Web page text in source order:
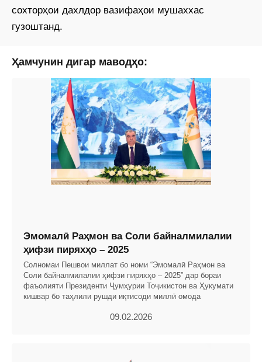
сохторҳои дахлдор вазифаҳои мушаххас
гузоштанд.
Ҳамчунин дигар маводҳо:
Эмомалӣ Раҳмон ва Соли байналмилалии
ҳифзи пиряхҳо – 2025
Солномаи Пешвои миллат бо номи “Эмомалӣ Раҳмон ва
Соли байналмилалии ҳифзи пиряхҳо – 2025” дар бораи
фаъолияти Президенти Ҷумҳурии Тоҷикистон ва Ҳукумати
кишвар бо таҳлили рушди иқтисоди миллӣ омода
09.02.2026